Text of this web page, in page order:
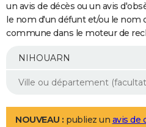
Impôts
Immobilier
Risques naturels par ville
Banque
Assurance
Crédit
AUTO
Essais
Réserver un essai
Citadines
Berlines
SUV
Forum auto
+
Mobiles
Meilleur smartphone
Internet
Ordinateurs
Jeux vidéo
Guide high-tech
Aménagement intérieur
LIFESTYLE
un avis de décès ou un avis
le nom d'un défunt et/ou le nom
commune dans le moteur de
NOUVEAU : publiez un avis de